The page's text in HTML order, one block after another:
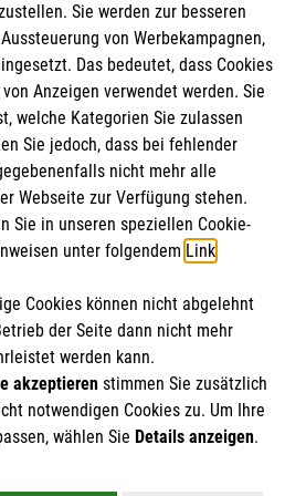
à 45 Minuten
buchen: Erste-Hilfe in
0120 1201 2163 26
uns
e.V. ist als eingetragene
Sie werden zur besseren
von Werbekampagnen,
Das bedeutet, dass Cookies
Anzeigen verwendet werden. Sie
welche Kategorien Sie zulassen
Sie jedoch, dass bei fehlender
nicht mehr alle
Webseite zur Verfügung stehen.
Sie in unseren speziellen Cookie-
unter folgendem Link.
Cookies können nicht abgelehnt
der Seite dann nicht mehr
werden kann.
akzeptierenstimmen Sie zusätzlich
notwendigen Cookies zu. Um Ihre
wählen Sie Details anzeigen.